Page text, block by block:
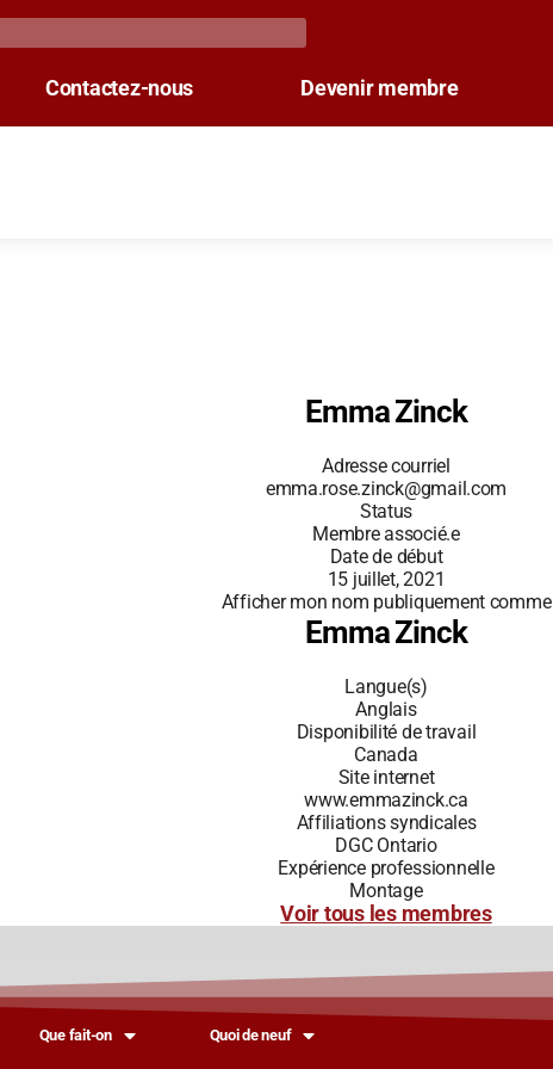
Contactez-nous Devenir membre
Emma Zinck
Adresse courriel
emma.rose.zinck@gmail.com
Status
Membre associé.e
Date de début
15 juillet, 2021
Afficher mon nom publiquement comme
Emma Zinck
Langue(s)
Anglais
Disponibilité de travail
Canada
Site internet
www.emmazinck.ca
Affiliations syndicales
DGC Ontario
Expérience professionnelle
Montage
Voir tous les membres
Que fait-on Quoi de neuf